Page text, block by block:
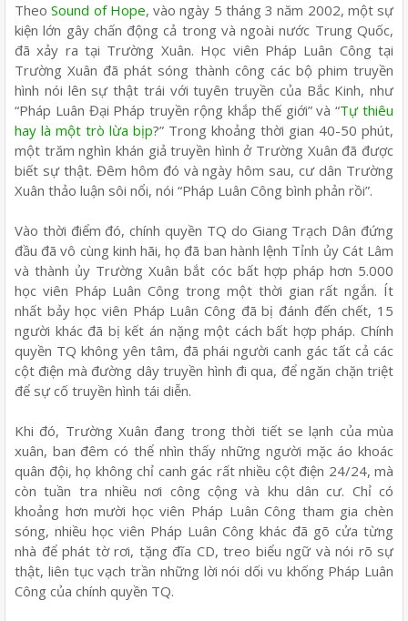
TheoSound of Hope, vào ngày 5 tháng 3 năm 2002, một sự
kiện lớn gây chấn động cả trong và ngoài nước Trung Quốc,
đã xảy ra tại Trường Xuân. Học viên Pháp Luân Công tại
Trường Xuân đã phát sóng thành công các bộ phim truyền
hình nói lên sự thật trái với tuyên truyền của Bắc Kinh, như
“Pháp Luân Đại Pháp truyền rộng khắp thế giới” và “Tự thiêu
hay là một trò lừa bịp?” Trong khoảng thời gian 40-50 phút,
một trăm nghìn khán giả truyền hình ở Trường Xuân đã được
biết sự thật. Đêm hôm đó và ngày hôm sau, cư dân Trường
Xuân thảo luận sôi nổi, nói “Pháp Luân Công bình phản rồi”.
Vào thời điểm đó, chính quyền TQ do Giang Trạch Dân đứng
đầu đã vô cùng kinh hãi, họ đã ban hành lệnh Tỉnh ủy Cát Lâm
và thành ủy Trường Xuân bắt cóc bất hợp pháp hơn 5.000
học viên Pháp Luân Công trong một thời gian rất ngắn. Ít
nhất bảy học viên Pháp Luân Công đã bị đánh đến chết, 15
người khác đã bị kết án nặng một cách bất hợp pháp. Chính
quyền TQ không yên tâm, đã phái người canh gác tất cả các
cột điện mà đường dây truyền hình đi qua, để ngăn chặn triệt
để sự cố truyền hình tái diễn.
Khi đó, Trường Xuân đang trong thời tiết se lạnh của mùa
xuân, ban đêm có thể nhìn thấy những người mặc áo khoác
quân đội, họ không chỉ canh gác rất nhiều cột điện 24/24, mà
còn tuần tra nhiều nơi công cộng và khu dân cư. Chỉ có
khoảng hơn mười học viên Pháp Luân Công tham gia chèn
sóng, nhiều học viên Pháp Luân Công khác đã gõ cửa từng
nhà để phát tờ rơi, tặng đĩa CD, treo biểu ngữ và nói rõ sự
thật, liên tục vạch trần những lời nói dối vu khống Pháp Luân
Công của chính quyền TQ.